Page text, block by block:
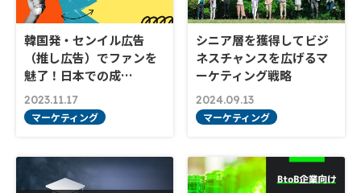
韓国発・センイル広告
（推し広告）でファンを
魅了！日本での成…
2023.11.17
マーケティング
シニア層を獲得してビジ
ネスチャンスを広げるマ
ーケティング戦略
2024.09.13
マーケティング